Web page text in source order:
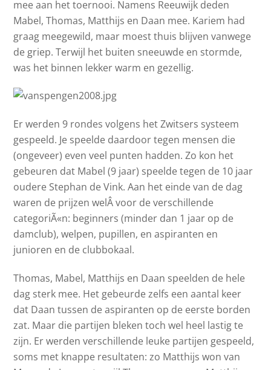
mee aan het toernooi. Namens Reeuwijk deden
Mabel, Thomas, Matthijs en Daan mee. Kariem had
graag meegewild, maar moest thuis blijven vanwege
de griep. Terwijl het buiten sneeuwde en stormde,
was het binnen lekker warm en gezellig.
Er werden 9 rondes volgens het Zwitsers systeem
gespeeld. Je speelde daardoor tegen mensen die
(ongeveer) even veel punten hadden. Zo kon het
gebeuren dat Mabel (9 jaar) speelde tegen de 10 jaar
oudere Stephan de Vink. Aan het einde van de dag
waren de prijzen welÂ voor de verschillende
categoriÃ«n: beginners (minder dan 1 jaar op de
damclub), welpen, pupillen, en aspiranten en
junioren en de clubbokaal.
Thomas, Mabel, Matthijs en Daan speelden de hele
dag sterk mee. Het gebeurde zelfs een aantal keer
dat Daan tussen de aspiranten op de eerste borden
zat. Maar die partijen bleken toch wel heel lastig te
zijn. Er werden verschillende leuke partijen gespeeld,
soms met knappe resultaten: zo Matthijs won van